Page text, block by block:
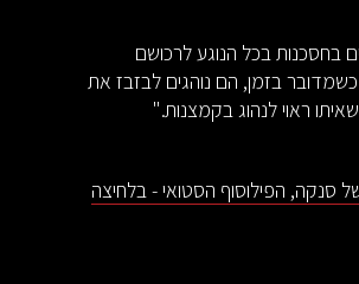
בחסכנות בכל הנוגע לרכושם
בזמן, הם נוהגים לבזבז את
ראוי לנהוג בקמצנות."
סנקה, הפילוסוף הסטואי - בלחיצה